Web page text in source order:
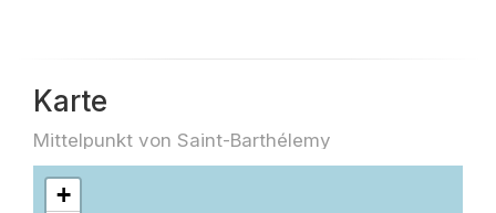
Karte
Mittelpunkt von Saint-Barthélemy
+